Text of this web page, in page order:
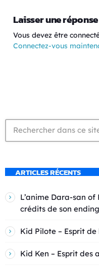
Laisser une réponse
Vous devez être
Connectez-vous
ARTICLES RÉCENTS
L’anime Dara-san
crédits de son
Kid Pilote – Esprit de
Kid Ken – Esprit des